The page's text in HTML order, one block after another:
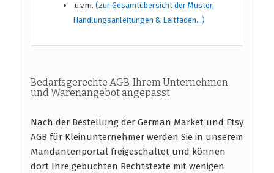
u.v.m.(zur Gesamtübersicht der Muster,
Handlungsanleitungen & Leitfäden…)
Bedarfsgerechte AGB, Ihrem Unternehmen
und Warenangebot angepasst
Nach der Bestellung der German Market und Etsy
AGB für Kleinunternehmer werden Sie in unserem
Mandantenportal freigeschaltet und können
dort Ihre gebuchten Rechtstexte mit wenigen